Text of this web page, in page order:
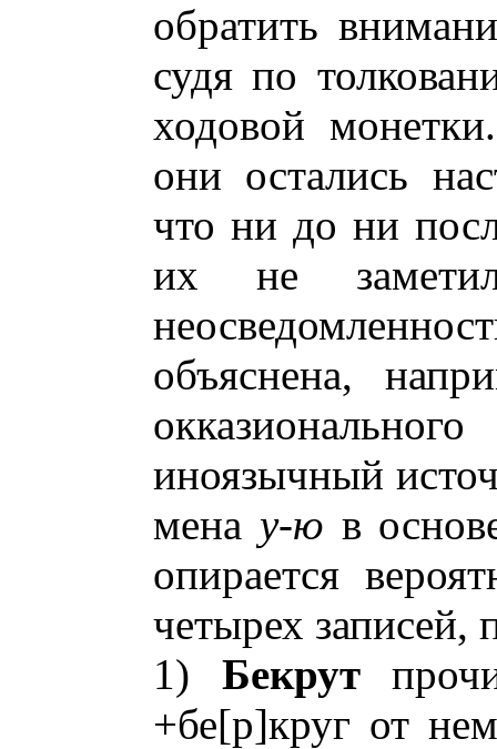
обратить
судя по
ходовой
они остались
что ни до ни
их не
объяснена,
иноязычный
мена у-ю в
опирается
четырех записей,
1) Бекрут
+бе[р]круг от